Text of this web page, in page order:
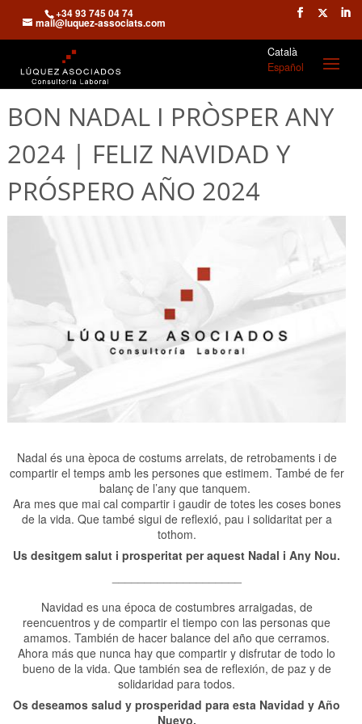
+34 93 745 04 74
mail@luquez-associats.com
Català
Español
BON NADAL I PRÒSPER ANY
2024 | FELIZ NAVIDAD Y
PRÓSPERO AÑO 2024
Nadal és una època de costums arrelats, de retrobaments i de
compartir el temps amb les persones que estimem. També de fer
balanç de l’any que tanquem. ​
Ara mes que mai cal compartir i gaudir de totes les coses bones
de la vida. Que també sigui de reflexió, pau i solidaritat per a
tothom.
Us desitgem salut i prosperitat per aquest Nadal i Any Nou.
Navidad es una época de costumbres arraigadas, de
reencuentros y de compartir el tiempo con las personas que
amamos. También de hacer balance del año que cerramos.​
Ahora más que nunca hay que compartir y disfrutar de todo lo
bueno de la vida. Que también sea de reflexión, de paz y de
solidaridad para todos.
Os deseamos salud y prosperidad para esta Navidad y Año
Nuevo.